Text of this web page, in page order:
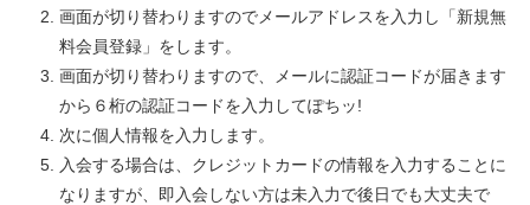
画面が切り替わりますのでメールアドレスを入力し「新規無
料会員登録」をします。
画面が切り替わりますので、メールに認証コードが届きます
から６桁の認証コードを入力してぽちッ!
次に個人情報を入力します。
入会する場合は、クレジットカードの情報を入力することに
なりますが、即入会しない方は未入力で後日でも大丈夫で